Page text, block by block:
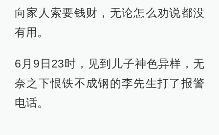
向家人索要钱财，无论怎么劝说都没
有用。
6月9日23时，见到儿子神色异样，无
奈之下恨铁不成钢的李先生打了报警
电话。